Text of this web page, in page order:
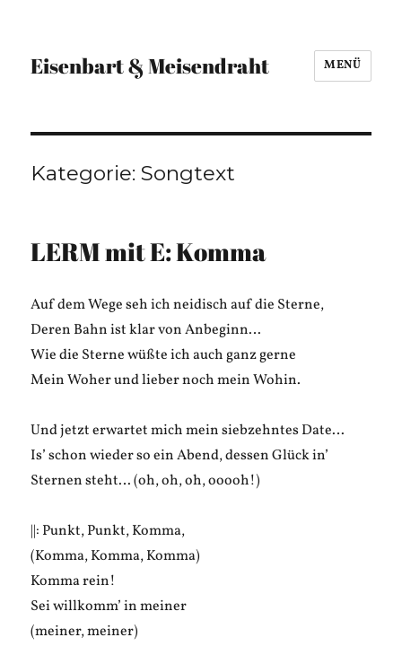
Eisenbart & Meisendraht MENÜ
Kategorie:Songtext
LERM mit E: Komma
Auf dem Wege seh ich neidisch auf die Sterne,
Deren Bahn ist klar von Anbeginn…
Wie die Sterne wüßte ich auch ganz gerne
Mein Woher und lieber noch mein Wohin.
Und jetzt erwartet mich mein siebzehntes Date…
Is’ schon wieder so ein Abend, dessen Glück in’
Sternen steht… (oh, oh, oh, ooooh!)
||: Punkt, Punkt, Komma,
(Komma, Komma, Komma)
Komma rein!
Sei willkomm’ in meiner
(meiner, meiner)